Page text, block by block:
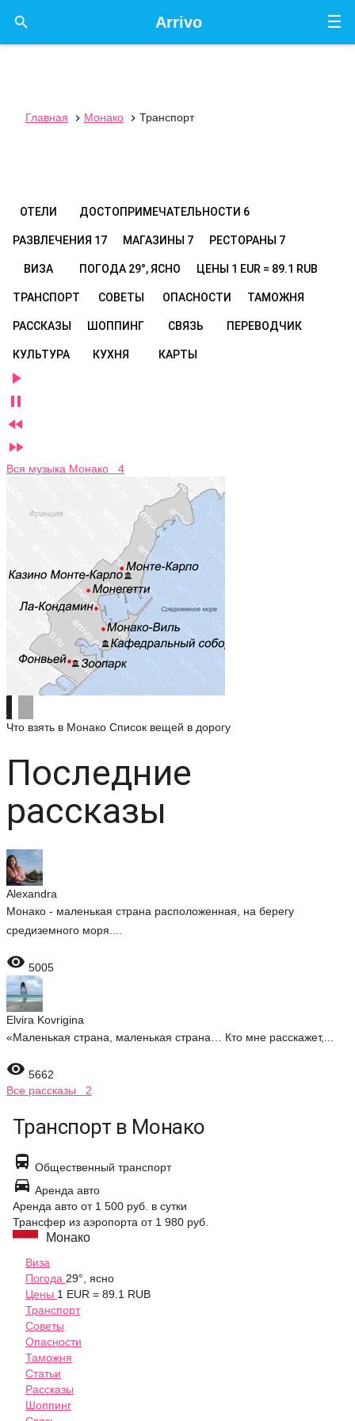
☰
Arrivo

Главная  Монако  Транспорт
ОТЕЛИ ДОСТОПРИМЕЧАТЕЛЬНОСТИ 6
РАЗВЛЕЧЕНИЯ 17 МАГАЗИНЫ 7 РЕСТОРАНЫ 7
ВИЗА ПОГОДА 29°, ЯСНО ЦЕНЫ 1 EUR = 89.1 RUB
ТРАНСПОРТ СОВЕТЫ ОПАСНОСТИ ТАМОЖНЯ
РАССКАЗЫ ШОППИНГ СВЯЗЬ ПЕРЕВОДЧИК
КУЛЬТУРА КУХНЯ КАРТЫ




Вся музыка Монако 4
Что взять в Монако Список вещей в дорогу
Последние
рассказы
Alexandra
Монако - маленькая страна расположенная, на берегу
средиземного моря....
 5005
Elvira Kovrigina
«Маленькая страна, маленькая страна… Кто мне расскажет,...
 5662
Все рассказы 2
Транспорт в Монако
 Общественный транспорт
 Аренда авто
Аренда авто от 1 500 руб. в сутки
Трансфер из аэропорта от 1 980 руб.
Монако
Виза
Погода 29°, ясно
Цены 1 EUR = 89.1 RUB
Транспорт
Советы
Опасности
Таможня
Статьи
Рассказы
Шоппинг